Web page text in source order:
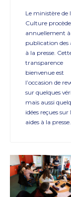
Le ministère de
Culture procède
annuellement à
publication des
à la presse.
transparence
bienvenue est
l’occasion de
sur quelques
mais aussi
idées reçues sur
aides à la presse.